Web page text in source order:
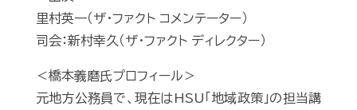
里村英一（ザ・ファクト コメンテーター）
司会：新村幸久（ザ・ファクト ディレクター）
＜橋本義磨氏プロフィール＞
元地方公務員で、現在はHSU「地域政策」の担当講